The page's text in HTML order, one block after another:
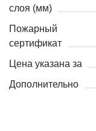
слоя (мм)
Пожарный
сертификат
Цена указана за
Дополнительно